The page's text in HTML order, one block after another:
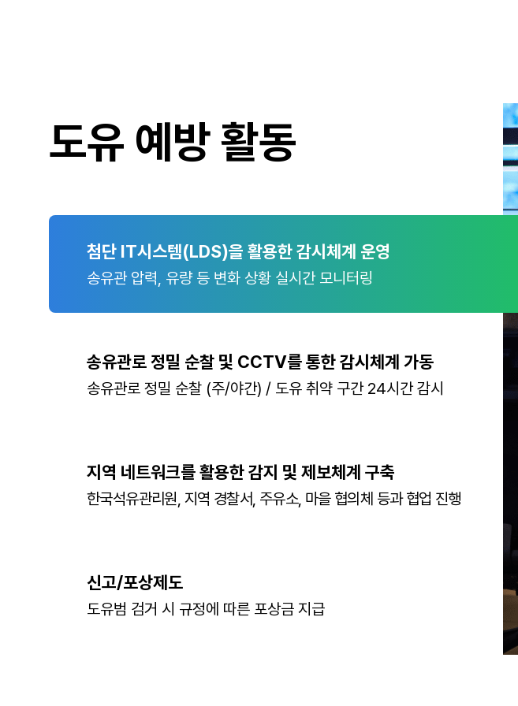
도유 예방 활동
첨단 IT시스템(LDS)을 활용한감시체계 운영
송유관 압력, 유량 등 변화 상황 실시간 모니터링
송유관로 정밀 순찰 및 CCTV를통한 감시체계 가동
송유관로 정밀 순찰 (주/야간) / 도유 취약 구간 24시간 감시
지역 네트워크를 활용한 감지 및 제보체계 구축
한국석유관리원, 지역 경찰서, 주유소, 마을 협의체 등과 협업 진행
신고/포상제도
도유범 검거 시 규정에 따른 포상금 지급